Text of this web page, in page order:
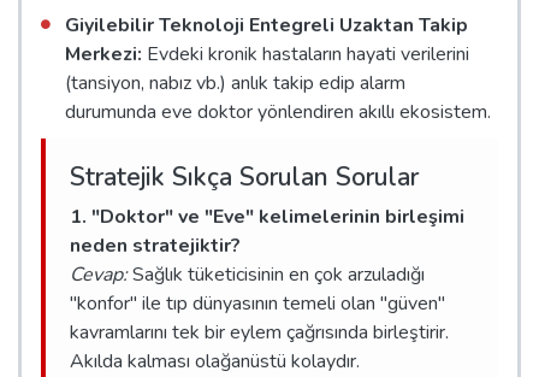
Giyilebilir Teknoloji Entegreli Uzaktan Takip
Merkezi: Evdeki kronik hastaların hayati verilerini
(tansiyon, nabız vb.) anlık takip edip alarm
durumunda eve doktor yönlendiren akıllı ekosistem.
Stratejik Sıkça Sorulan Sorular
1. "Doktor" ve "Eve" kelimelerinin birleşimi
neden stratejiktir?
Cevap:Sağlık tüketicisinin en çok arzuladığı
"konfor" ile tıp dünyasının temeli olan "güven"
kavramlarını tek bir eylem çağrısında birleştirir.
Akılda kalması olağanüstü kolaydır.